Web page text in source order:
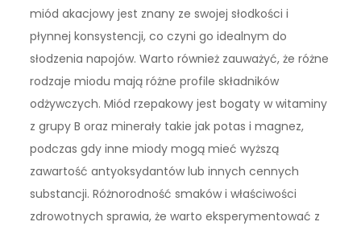
miód akacjowy jest znany ze swojej słodkości i
płynnej konsystencji, co czyni go idealnym do
słodzenia napojów. Warto również zauważyć, że różne
rodzaje miodu mają różne profile składników
odżywczych. Miód rzepakowy jest bogaty w witaminy
z grupy B oraz minerały takie jak potas i magnez,
podczas gdy inne miody mogą mieć wyższą
zawartość antyoksydantów lub innych cennych
substancji. Różnorodność smaków i właściwości
zdrowotnych sprawia, że warto eksperymentować z